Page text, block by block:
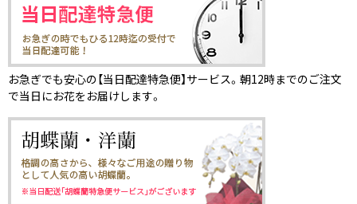
お急ぎでも安心の【当日配達特急便】サービス。朝12時までのご注文
で当日にお花をお届けします。